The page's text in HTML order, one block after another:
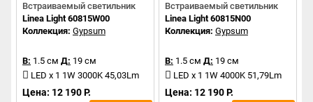
Встраиваемый светильник
Linea Light 60815W00
Коллекция: Gypsum
В: 1.5 см Д: 19 см
LED x 1 1W 3000K 45,03Lm
Цена: 12 190 Р.
Встраиваемый светильник
Linea Light 60815N00
Коллекция: Gypsum
В: 1.5 см Д: 19 см
LED x 1 1W 4000K 51,79Lm
Цена: 12 190 Р.